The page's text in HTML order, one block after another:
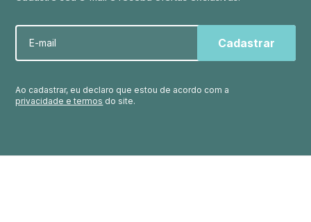
E-mail
Ao cadastrar, eu declaro que estou de acordo com a
privacidade e termos do site.